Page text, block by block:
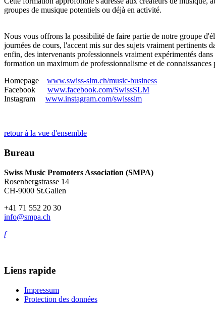
groupes de musique potentiels ou déjà en activité.
Nous vous offrons la possibilité de faire partie de notre groupe
journées de cours, l'accent mis sur des sujets vraiment
enfin, des intervenants professionnels vraiment expérimentés
formation un maximum de professionnalisme et de
Homepage www.swiss-slm.ch/music-business
Facebook www.facebook.com/SwissSLM
Instagram www.instagram.com/swissslm
retour à la vue d'ensemble
Bureau
Swiss Music Promoters Association (SMPA)
Rosenbergstrasse 14
CH-9000 St.Gallen
+41 71 552 20 30
info@smpa.ch
f
Liens rapide
Impressum
Protection des données